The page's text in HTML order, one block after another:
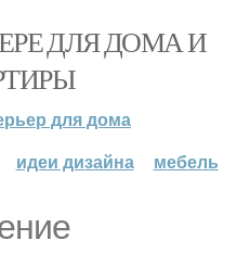
ДЛЯ ДОМА И
для дома
идеи дизайна мебель